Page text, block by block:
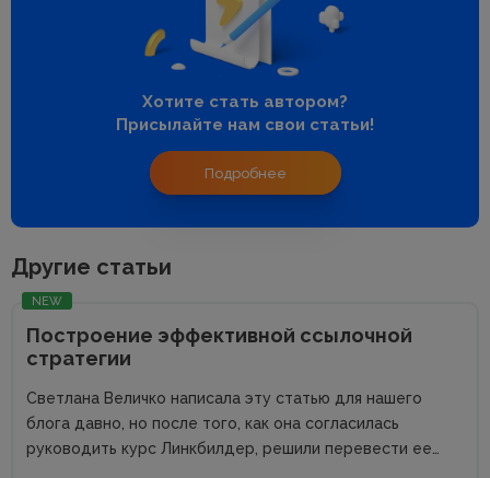
Хотите стать автором?
Присылайте нам свои статьи!
Подробнее
Другие статьи
NEW
Построение эффективной ссылочной
стратегии
Светлана Величко написала эту статью для нашего
блога давно, но после того, как она согласилась
руководить курс Линкбилдер, решили перевести ее